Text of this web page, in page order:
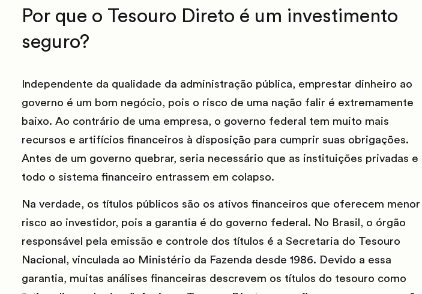
Por que o Tesouro Direto é um investimento
seguro?
Independente da qualidade da administração pública, emprestar dinheiro ao
governo é um bom negócio, pois o risco de uma nação falir é extremamente
baixo. Ao contrário de uma empresa, o governo federal tem muito mais
recursos e artifícios financeiros à disposição para cumprir suas obrigações.
Antes de um governo quebrar, seria necessário que as instituições privadas e
todo o sistema financeiro entrassem em colapso.
Na verdade, os títulos públicos são os ativos financeiros que oferecem menor
risco ao investidor, pois a garantia é do governo federal. No Brasil, o órgão
responsável pela emissão e controle dos títulos é a Secretaria do Tesouro
Nacional, vinculada ao Ministério da Fazenda desde 1986. Devido a essa
garantia, muitas análises financeiras descrevem os títulos do tesouro como